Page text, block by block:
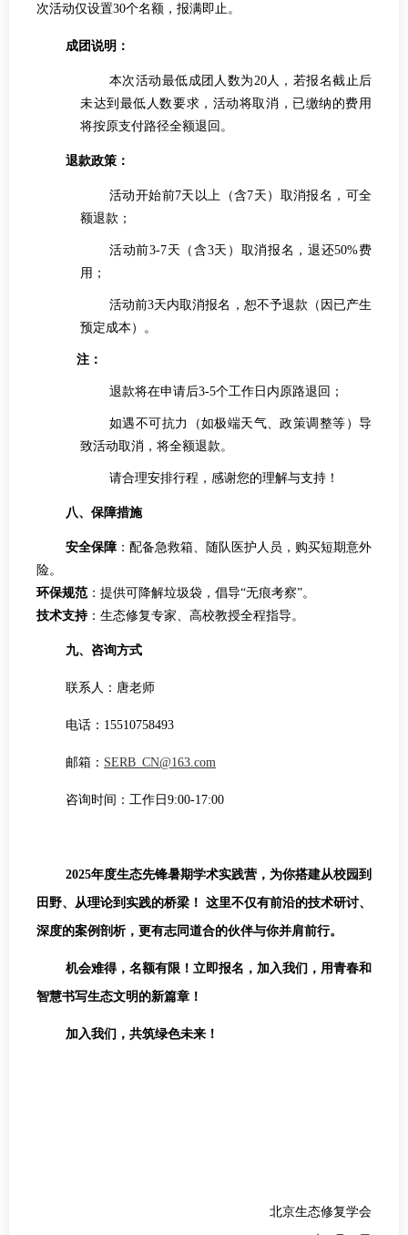
次活动仅设置30个名额，报满即止。
成团说明：
本次活动最低成团人数为20人，若报名截止后
未达到最低人数要求，活动将取消，已缴纳的费用
将按原支付路径全额退回。
退款政策：
活动开始前7天以上（含7天）取消报名，可全
额退款；
活动前3-7天（含3天）取消报名，退还50%费
用；
活动前3天内取消报名，恕不予退款（因已产生
预定成本）。
注：
退款将在申请后3-5个工作日内原路退回；
如遇不可抗力（如极端天气、政策调整等）导
致活动取消，将全额退款。
请合理安排行程，感谢您的理解与支持！
八、保障措施
安全保障 ：配备急救箱、随队医护人员，购买短期意外
险。
环保规范 ：提供可降解垃圾袋，倡导“无痕考察”。
技术支持：生态修复专家、高校教授全程指导。
九、咨询方式
联系人：唐老师
电话：15510758493
邮箱： SERB_CN@163.com
咨询时间：工作日9:00-17:00
2025年度生态先锋暑期学术实践营，为你搭建从校园到
田野、从理论到实践的桥梁！ 这里不仅有前沿的技术研讨、
深度的案例剖析，更有志同道合的伙伴与你并肩前行。
机会难得，名额有限！立即报名，加入我们，用青春和
智慧书写生态文明的新篇章！
加入我们，共筑绿色未来！
北京生态修复学会